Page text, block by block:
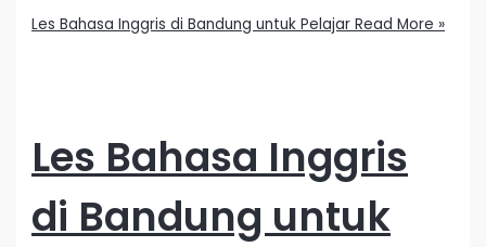
Les Bahasa Inggris di Bandung untuk Pelajar Read More »
Les Bahasa Inggris
di Bandung untuk